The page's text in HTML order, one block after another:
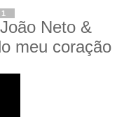
Neto &
meu coração